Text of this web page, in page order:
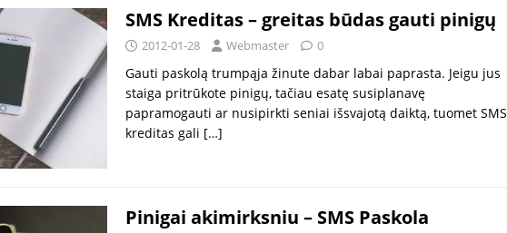
SMS Kreditas – greitas būdas gauti pinigų
2012-01-28 Webmaster 0
Gauti paskolą trumpąja žinute dabar labai paprasta. Jeigu jus
staiga pritrūkote pinigų, tačiau esatę susiplanavę
papramogauti ar nusipirkti seniai išsvajotą daiktą, tuomet SMS
kreditas gali […]
Pinigai akimirksniu – SMS Paskola